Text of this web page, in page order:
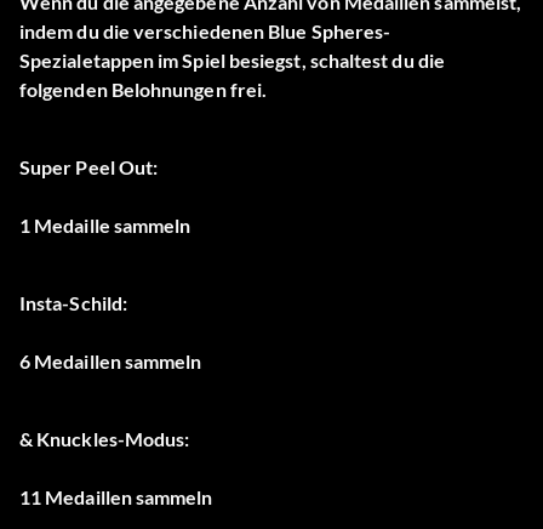
indem du die verschiedenen Blue Spheres-
Spezialetappen im Spiel besiegst, schaltest du die
folgenden Belohnungen frei.
Super Peel Out:
1 Medaille sammeln
Insta-Schild:
6 Medaillen sammeln
& Knuckles-Modus:
11 Medaillen sammeln